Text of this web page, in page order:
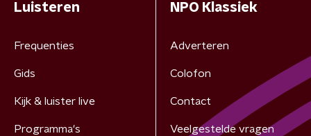
Luisteren
Frequenties
Gids
Kijk & luister live
Programma's
NPO Klassiek
Adverteren
Colofon
Contact
Veelgestelde vragen